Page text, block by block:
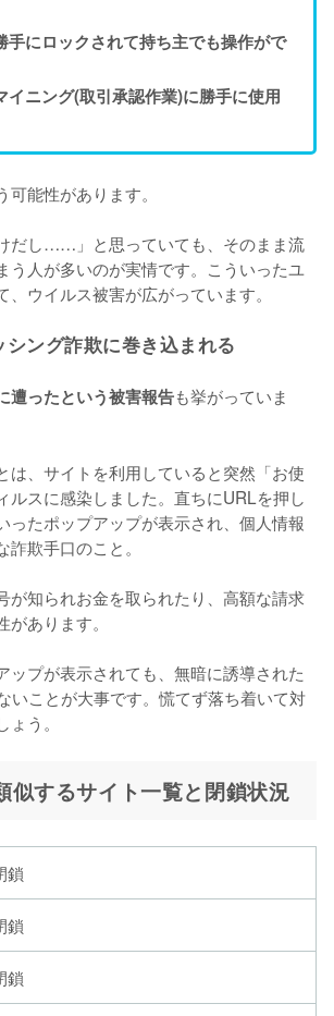
手にロックされて持ち主でも操作がで
イニング(取引承認作業)に勝手に使用
能性があります。
だし……」と思っていても、そのまま流
う人が多いのが実情です。こういったユ
、ウイルス被害が広がっています。
ング詐欺に巻き込まれる
遭ったという被害報告も挙がっていま
は、サイトを利用していると突然「お使
ルスに感染しました。直ちにURLを押し
ったポップアップが表示され、個人情報
欺手口のこと。
が知られお金を取られたり、高額な請求
があります。
ップが表示されても、無暗に誘導された
いことが大事です。慌てず落ち着いて対
う。
するサイト一覧と閉鎖状況
鎖
鎖
鎖